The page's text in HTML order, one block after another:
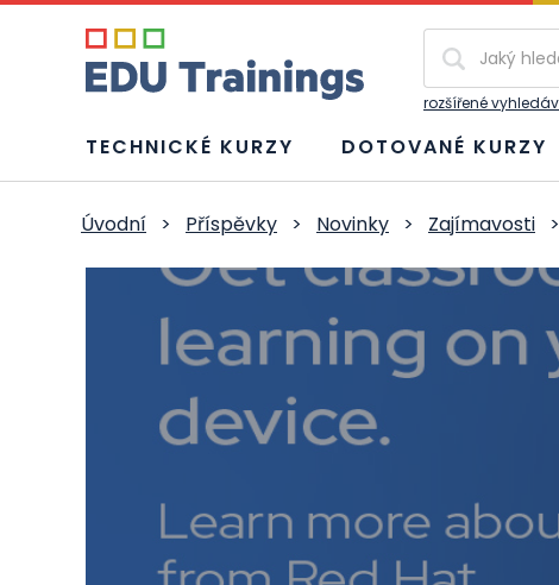
rozšířené
TECHNICKÉ KURZY DOTOVANÉ KURZY
Úvodní > Příspěvky > Novinky > Zajímavosti >